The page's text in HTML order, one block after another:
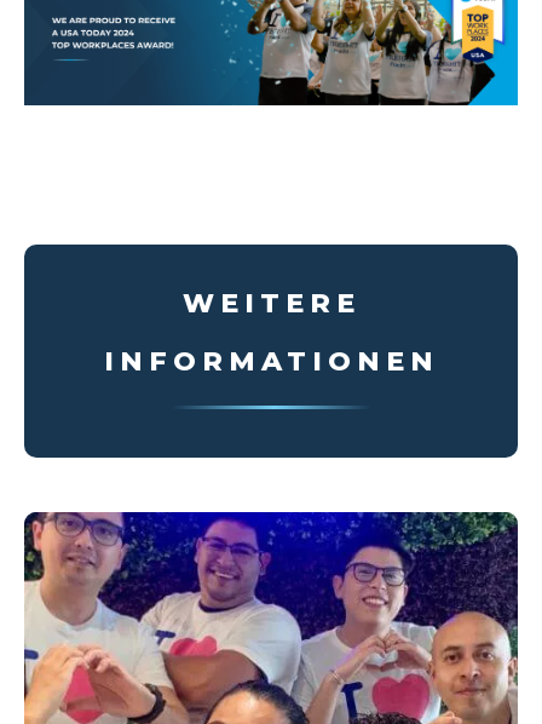
WEITERE
INFORMATIONEN